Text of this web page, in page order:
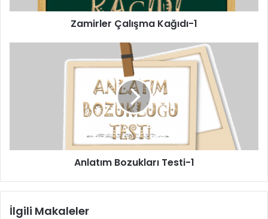
Zamirler Çalışma Kağıdı-1
Anlatım Bozukları Testi-1
İlgili Makaleler